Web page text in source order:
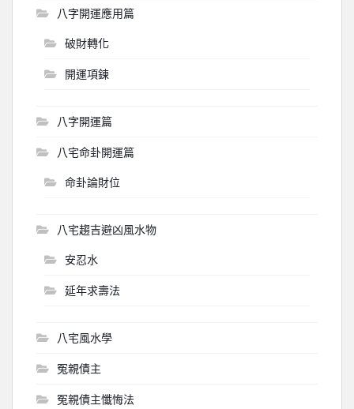
八字開運應用篇
破財轉化
開運項鍊
八字開運篇
八宅命卦開運篇
命卦論財位
八宅趨吉避凶風水物
安忍水
延年求壽法
八宅風水學
冤親債主
冤親債主懺悔法